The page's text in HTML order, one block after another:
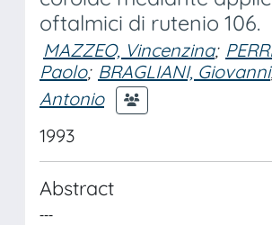
oftalmici di rutenio 106.
MAZZEO, Vincenzina;
Paolo; BRAGLIANI, Giovanni
Antonio
1993
Abstract
---